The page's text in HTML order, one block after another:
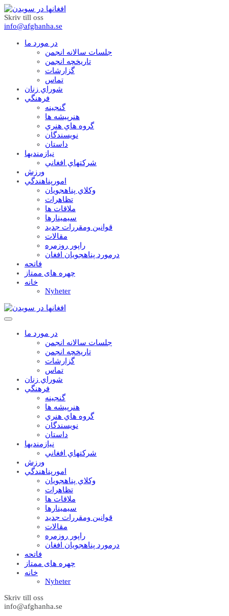
Skriv till oss
info@afghanha.se
در مورد ما
جلسات سالانه انجمن
تاریخچه انجمن
گزارشات
تماس
شوراي زنان
فرهنگي
گنجينه
هنرپيشه ها
گروه هاي هنري
نويسندگان
داستان
نيازمنديها
شرکتهاي افغاني
ورزش
امورپناهندگي
وکلاي پناهجويان
تظاهرات
ملاقات ها
سيمينارها
قوانين ومقررات جديد
مقالات
راپور روزمره
درمورد پناهجويان افغان
فاتحه
چهره های ممتاز
خانه
Nyheter
در مورد ما
جلسات سالانه انجمن
تاریخچه انجمن
گزارشات
تماس
شوراي زنان
فرهنگي
گنجينه
هنرپيشه ها
گروه هاي هنري
نويسندگان
داستان
نيازمنديها
شرکتهاي افغاني
ورزش
امورپناهندگي
وکلاي پناهجويان
تظاهرات
ملاقات ها
سيمينارها
قوانين ومقررات جديد
مقالات
راپور روزمره
درمورد پناهجويان افغان
فاتحه
چهره های ممتاز
خانه
Nyheter
Skriv till oss
info@afghanha.se